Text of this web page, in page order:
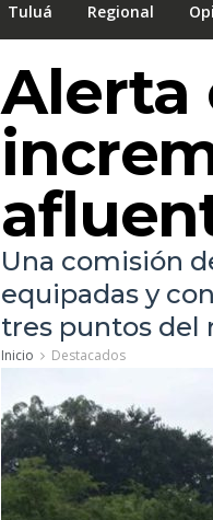
Tuluá Regional
Alerta
Una comisión
equipadas y
tres puntos del
Inicio Destacados